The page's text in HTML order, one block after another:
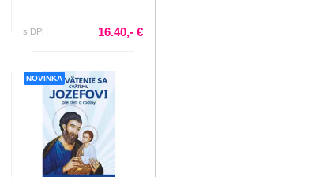
s DPH 16.40,- €
NOVINKA